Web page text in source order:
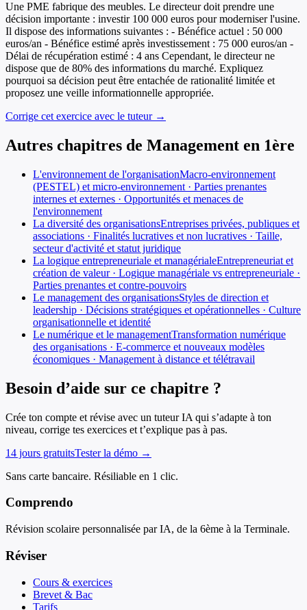
Une PME fabrique des meubles. Le directeur doit prendre une
décision importante : investir 100 000 euros pour moderniser l'usine.
Il dispose des informations suivantes : - Bénéfice actuel : 50 000
euros/an - Bénéfice estimé après investissement : 75 000 euros/an -
Délai de récupération estimé : 4 ans Cependant, le directeur ne
dispose que de 80% des informations du marché. Expliquez
pourquoi sa décision peut être entachée de rationalité limitée et
proposez une veille informationnelle appropriée.
Corrige cet exercice avec le tuteur →
Autres chapitres de Management en 1ère
L'environnement de l'organisationMacro-environnement
(PESTEL) et micro-environnement · Parties prenantes
internes et externes · Opportunités et menaces de
l'environnement
La diversité des organisationsEntreprises privées, publiques et
associations · Finalités lucratives et non lucratives · Taille,
secteur d'activité et statut juridique
La logique entrepreneuriale et managérialeEntrepreneuriat et
création de valeur · Logique managériale vs entrepreneuriale ·
Parties prenantes et contre-pouvoirs
Le management des organisationsStyles de direction et
leadership · Décisions stratégiques et opérationnelles · Culture
organisationnelle et identité
Le numérique et le managementTransformation numérique
des organisations · E-commerce et nouveaux modèles
économiques · Management à distance et télétravail
Besoin d’aide sur ce chapitre ?
Crée ton compte et révise avec un tuteur IA qui s’adapte à ton
niveau, corrige tes exercices et t’explique pas à pas.
14 jours gratuitsTester la démo →
Sans carte bancaire. Résiliable en 1 clic.
Comprendo
Révision scolaire personnalisée par IA, de la 6ème à la Terminale.
Réviser
Cours & exercices
Brevet & Bac
Tarifs